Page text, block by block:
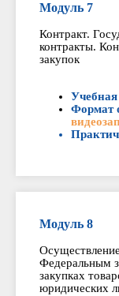
Модуль 7
Контракт.
контракты.
закупок
Учебная
Формат
Модуль 8
Федеральным
закупках
юридических